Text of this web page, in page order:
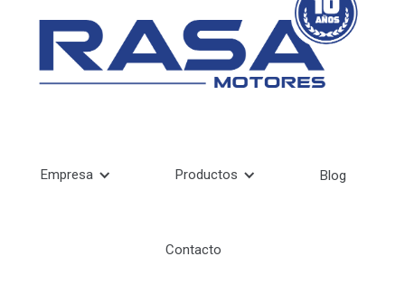
Empresa Productos Blog
Contacto